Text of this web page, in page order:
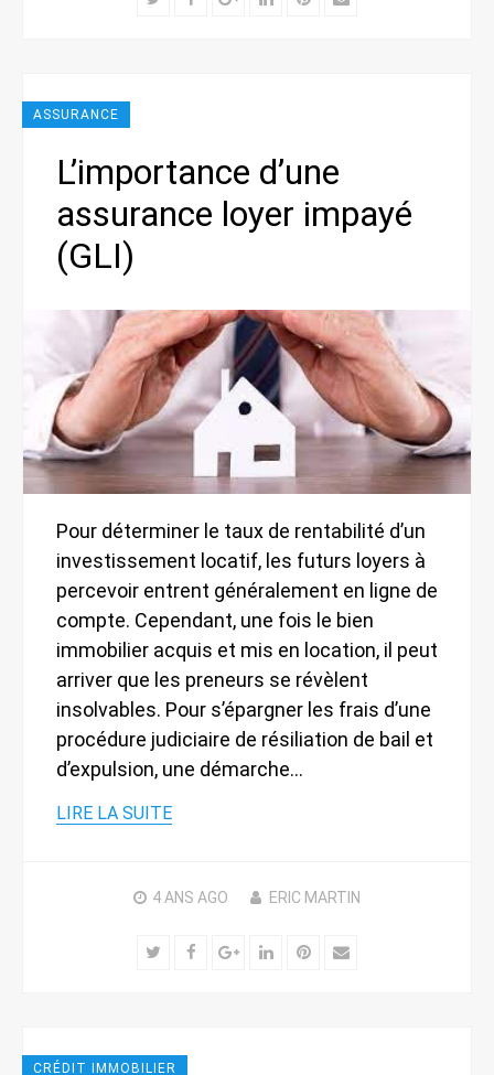
ASSURANCE
L’importance d’une
assurance loyer impayé
(GLI)
Pour déterminer le taux de rentabilité d’un
investissement locatif, les futurs loyers à
percevoir entrent généralement en ligne de
compte. Cependant, une fois le bien
immobilier acquis et mis en location, il peut
arriver que les preneurs se révèlent
insolvables. Pour s’épargner les frais d’une
procédure judiciaire de résiliation de bail et
d’expulsion, une démarche…
LIRE LA SUITE
4 ANS AGO ERIC MARTIN
TwitterFacebookGoogle+
LinkedInPinterest
Email
CRÉDIT IMMOBILIER